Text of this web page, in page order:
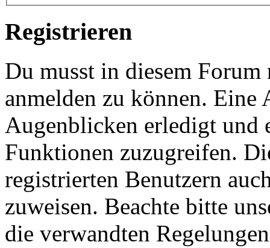
Registrieren
Du musst in diesem
anmelden zu können.
Augenblicken erledigt und
Funktionen zuzugreifen.
registrierten Benutzern
zuweisen. Beachte bitte
die verwandten